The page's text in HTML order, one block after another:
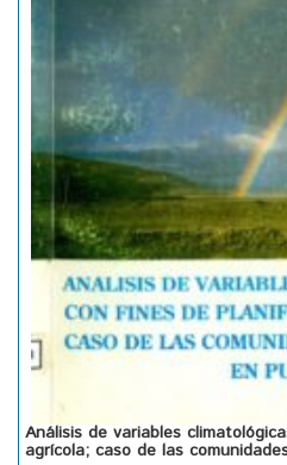
Análisis de variables
agrícola; caso de las